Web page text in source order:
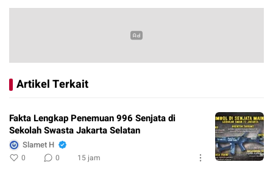
Artikel Terkait
Fakta Lengkap Penemuan 996 Senjata di
Sekolah Swasta Jakarta Selatan
Slamet H
0 0 15 jam